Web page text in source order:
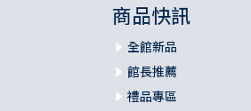
商品快訊
全館新品
館長推薦
禮品專區